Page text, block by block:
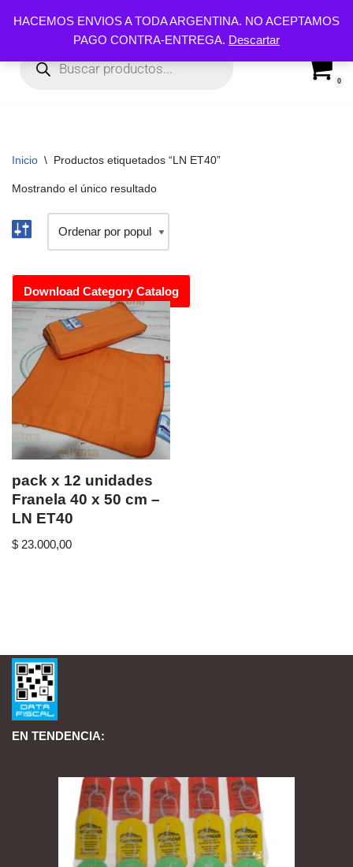
HACEMOS ENVIOS A TODA ARGENTINA. NO ACEPTAMOS
PAGO CONTRA-ENTREGA. Descartar
al
contenido
0
Inicio \ Productos etiquetados “LN ET40”
Mostrando el único resultado
Download Category Catalog
pack x 12 unidades
Franela 40 x 50 cm –
LN ET40
$ 23.000,00
EN TENDENCIA: